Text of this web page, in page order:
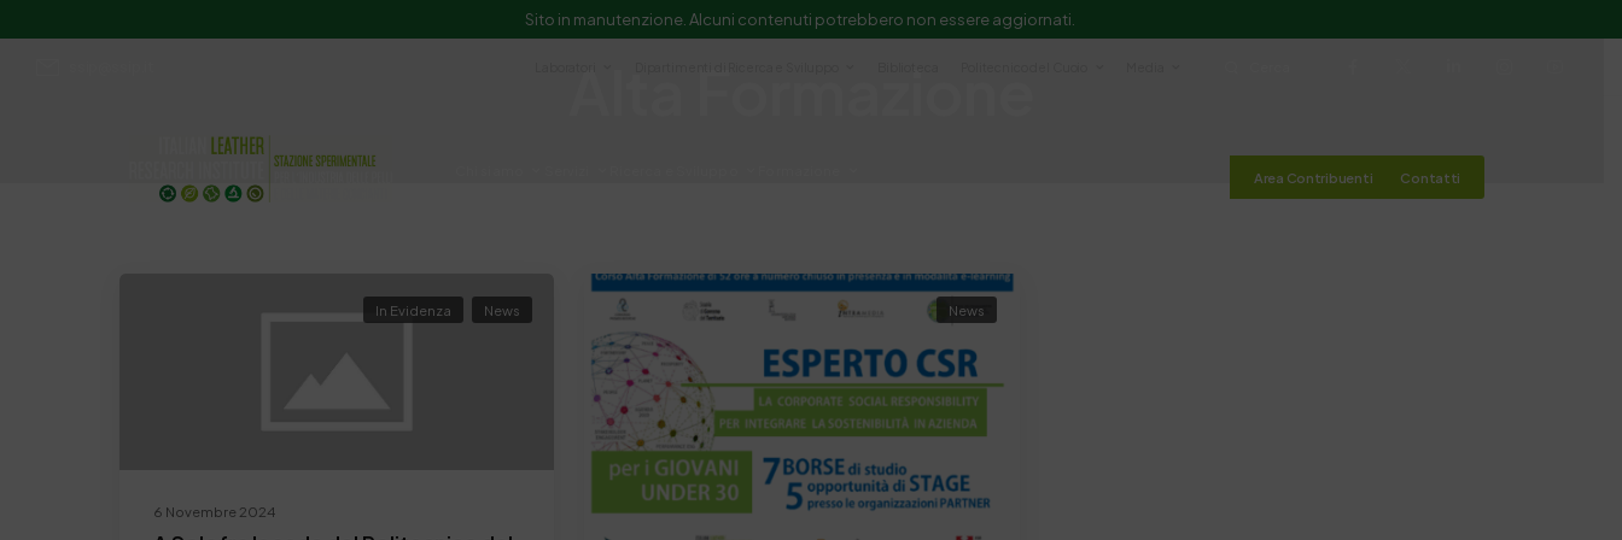
Sito in manutenzione. Alcuni contenuti potrebbero non essere aggiornati.
Area Contribuenti Contatti
6 Novembre 2024
In Evidenza News News